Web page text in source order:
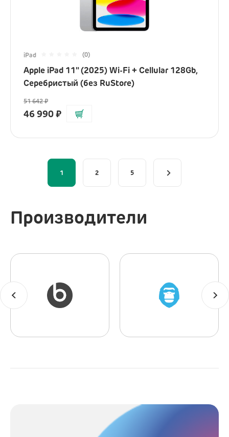
iPad (0)
Apple iPad 11" (2025) Wi-Fi + Cellular 128Gb,
Серебристый (без RuStore)
51 642₽
46 990₽
1 2 5
>
Производители